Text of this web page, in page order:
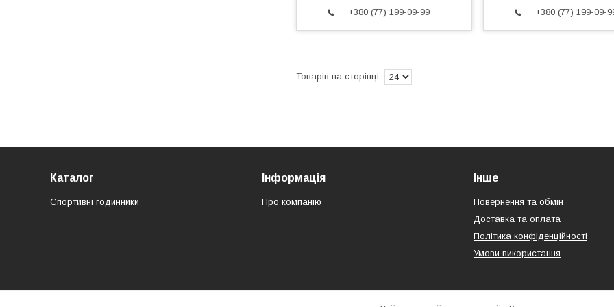
+380 (77) 199-09-99 +380 (77) 199-09-
Каталог
Спортивні годинники
Інформація
Про компанію
Інше
Повернення та обмін
Доставка та оплата
Політика конфіденційності
Умови використання